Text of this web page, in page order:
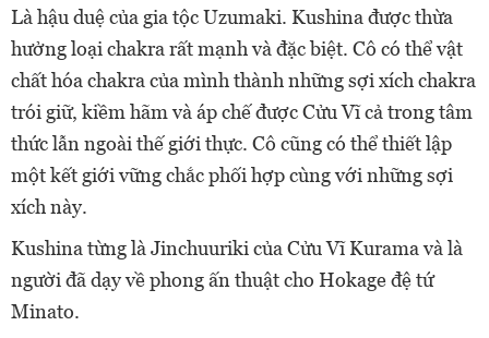
Là hậu duệ của gia tộc Uzumaki. Kushina được thừa
hưởng loại chakra rất mạnh và đặc biệt. Cô có thể vật
chất hóa chakra của mình thành những sợi xích chakra
trói giữ, kiềm hãm và áp chế được Cửu Vĩ cả trong tâm
thức lẫn ngoài thế giới thực. Cô cũng có thể thiết lập
một kết giới vững chắc phối hợp cùng với những sợi
xích này.
Kushina từng là Jinchuuriki của Cửu Vĩ Kurama và là
người đã dạy về phong ấn thuật cho Hokage đệ tứ
Minato.